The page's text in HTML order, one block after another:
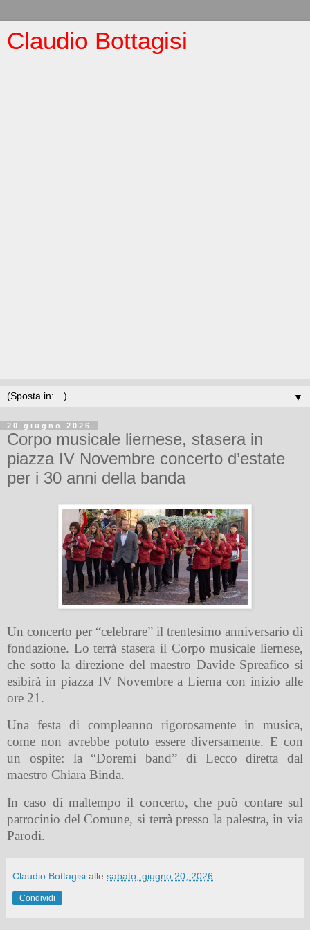
Claudio Bottagisi
▼
20 giugno 2026
Corpo musicale liernese, stasera in
piazza IV Novembre concerto d’estate
per i 30 anni della banda
Un concerto per “celebrare” il trentesimo anniversario di
fondazione. Lo terrà stasera il Corpo musicale liernese,
che sotto la direzione del maestro Davide Spreafico si
esibirà in piazza IV Novembre a Lierna con inizio alle
ore 21.
Una festa di compleanno rigorosamente in musica,
come non avrebbe potuto essere diversamente. E con
un ospite: la “Doremi band” di Lecco diretta dal
maestro Chiara Binda.
In caso di maltempo il concerto, che può contare sul
patrocinio del Comune, si terrà presso la palestra, in via
Parodi.
Claudio Bottagisi alle sabato, giugno 20, 2026
Condividi